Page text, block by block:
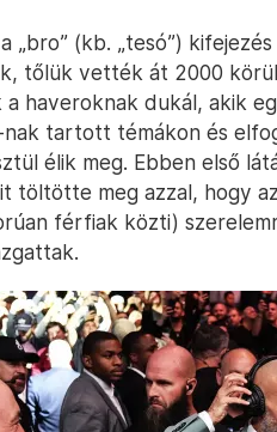
„bro” (kb. „tesó”)
tőlük vették át 2000
a haveroknak dukál, akik
nak tartott témákon és
élik meg. Ebben első
töltötte meg azzal, hogy
férfiak közti)